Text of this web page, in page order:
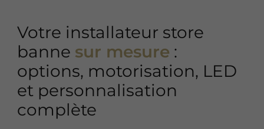
Votre installateur store
banne sur mesure :
options, motorisation, LED
et personnalisation
complète